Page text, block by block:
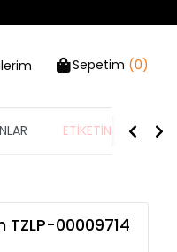
Sepetim (0)
ETİKETİN YARISI
TZLP-00009714